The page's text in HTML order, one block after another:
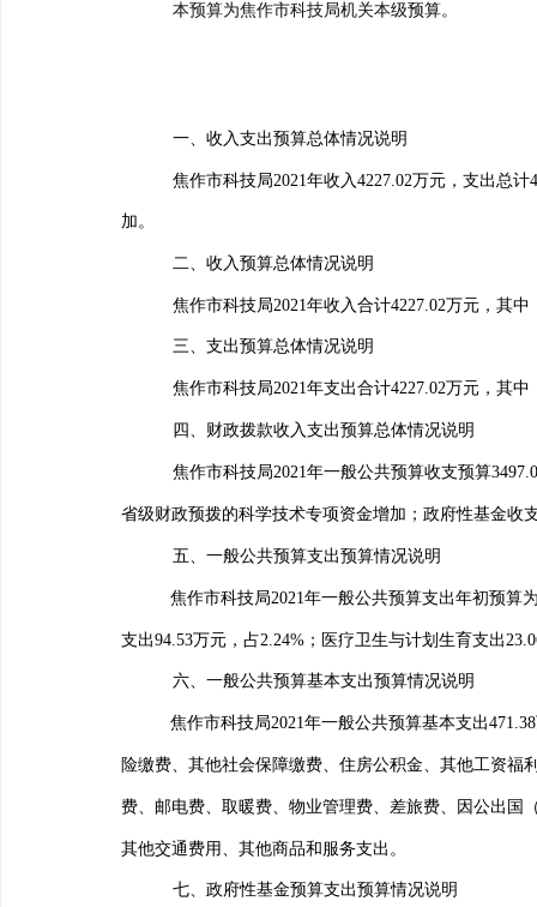
本预算为焦作市科技局机关本级预算。
一、收入支出预算总体情况说明
焦作市科技局2021 年收入 4227.02万元，支出总计
加。
二、收入预算总体情况说明
焦作市科技局2021 年收入合计4227.02万元，其中
三、支出预算总体情况说明
焦作市科技局2021 年支出合计4227.02万元，其中
四、财政拨款收入支出预算总体情况说明
焦作市科技局2021 年一般公共预算收支预算
省级财政预拨的科学技术专项资金增加； 政府性基金收
五、一般公共预算支出预算情况说明
焦作市科技局2021年一般公共预算支出年初预算
支出94.53万元，占2.24% ；医疗卫生与计划生育支出
六、一般公共预算基本支出预算情况说明
焦作市科技局2021年一般公共预算基本支出471.38
险缴费、其他社会保障缴费、住房公积金、其他工资
费、邮电费、取暖费、物业管理费、差旅费、因公出
其他交通费用、其他商品和服务支出。
七、政府性基金预算支出预算情况说明